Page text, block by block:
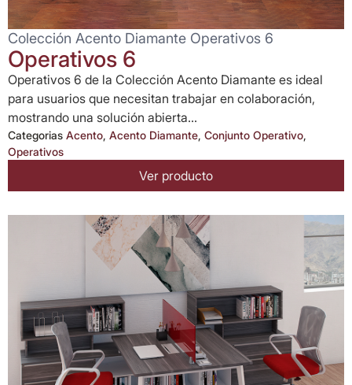
Colección Acento Diamante Operativos 6
Operativos 6
Operativos 6 de la Colección Acento Diamante es ideal
para usuarios que necesitan trabajar en colaboración,
mostrando una solución abierta...
Categorias Acento, Acento Diamante, Conjunto Operativo,
Operativos
Ver producto